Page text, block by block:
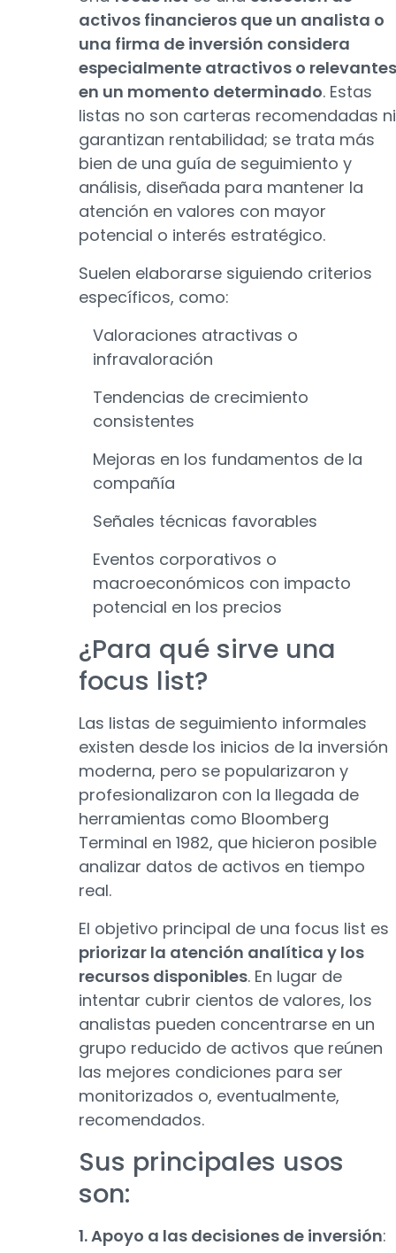
activos financieros que un analista o
una firma de inversión considera
especialmente atractivos o relevantes
en un momento determinado. Estas
listas no son carteras recomendadas ni
garantizan rentabilidad; se trata más
bien de una guía de seguimiento y
análisis, diseñada para mantener la
atención en valores con mayor
potencial o interés estratégico.
Suelen elaborarse siguiendo criterios
específicos, como:
Valoraciones atractivas o
infravaloración
Tendencias de crecimiento
consistentes
Mejoras en los fundamentos de la
compañía
Señales técnicas favorables
Eventos corporativos o
macroeconómicos con impacto
potencial en los precios
¿Para qué sirve una
focus list?
Las listas de seguimiento informales
existen desde los inicios de la inversión
moderna, pero se popularizaron y
profesionalizaron con la llegada de
herramientas como Bloomberg
Terminal en 1982, que hicieron posible
analizar datos de activos en tiempo
real.
El objetivo principal de una focus list es
priorizar la atención analítica y los
recursos disponibles. En lugar de
intentar cubrir cientos de valores, los
analistas pueden concentrarse en un
grupo reducido de activos que reúnen
las mejores condiciones para ser
monitorizados o, eventualmente,
recomendados.
Sus principales usos
son:
1. Apoyo a las decisiones de inversión: